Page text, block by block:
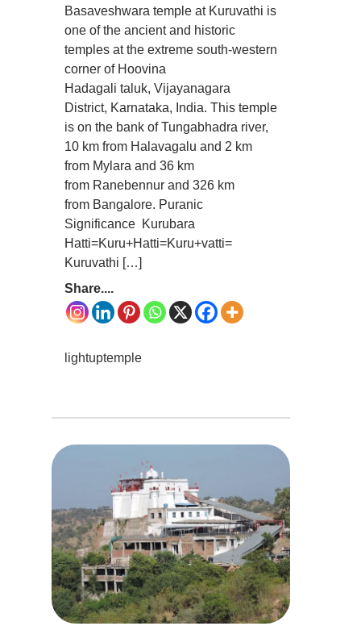
Basaveshwara temple at Kuruvathi is
one of the ancient and historic
temples at the extreme south-western
corner of Hoovina
Hadagali taluk, Vijayanagara
District, Karnataka, India. This temple
is on the bank of Tungabhadra river,
10 km from Halavagalu and 2 km
from Mylara and 36 km
from Ranebennur and 326 km
from Bangalore. Puranic
Significance Kurubara
Hatti=Kuru+Hatti=Kuru+vatti=
Kuruvathi […]
Share....
lightuptemple